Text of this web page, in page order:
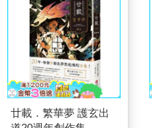
廿載．繁華夢 護玄出